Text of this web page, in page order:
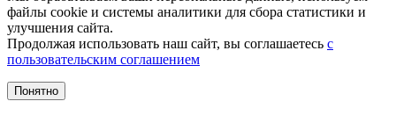
файлы cookie и системы аналитики для сбора статистики и
улучшения сайта.
Продолжая использовать наш сайт, вы соглашаетесь с
пользовательским соглашением
Понятно